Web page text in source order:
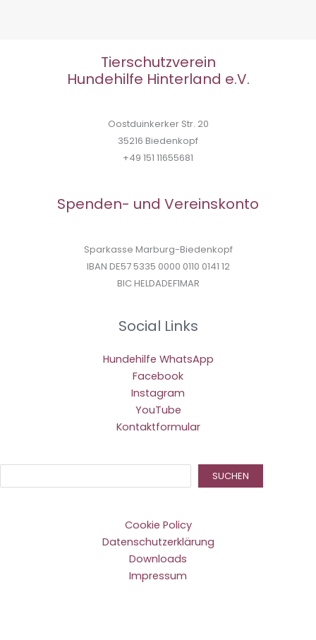
Tierschutzverein
Hundehilfe Hinterland e.V.
Oostduinkerker Str. 20
35216 Biedenkopf
+49 151 11655681
Spenden- und Vereinskonto
Sparkasse Marburg-Biedenkopf
IBAN DE57 5335 0000 0110 0141 12
BIC HELDADEF1MAR
Social Links
Hundehilfe WhatsApp
Facebook
Instagram
YouTube
Kontaktformular
SUCHEN
Cookie Policy
Datenschutzerklärung
Downloads
Impressum